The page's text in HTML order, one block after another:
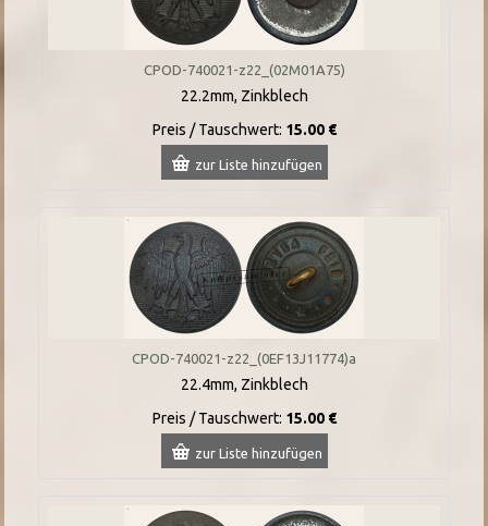
CPOD-740021-z22_(02M01A75)
22.2mm, Zinkblech
Preis / Tauschwert: 15.00 €
zur Liste hinzufügen
CPOD-740021-z22_(0EF13J11774)a
22.4mm, Zinkblech
Preis / Tauschwert: 15.00 €
zur Liste hinzufügen